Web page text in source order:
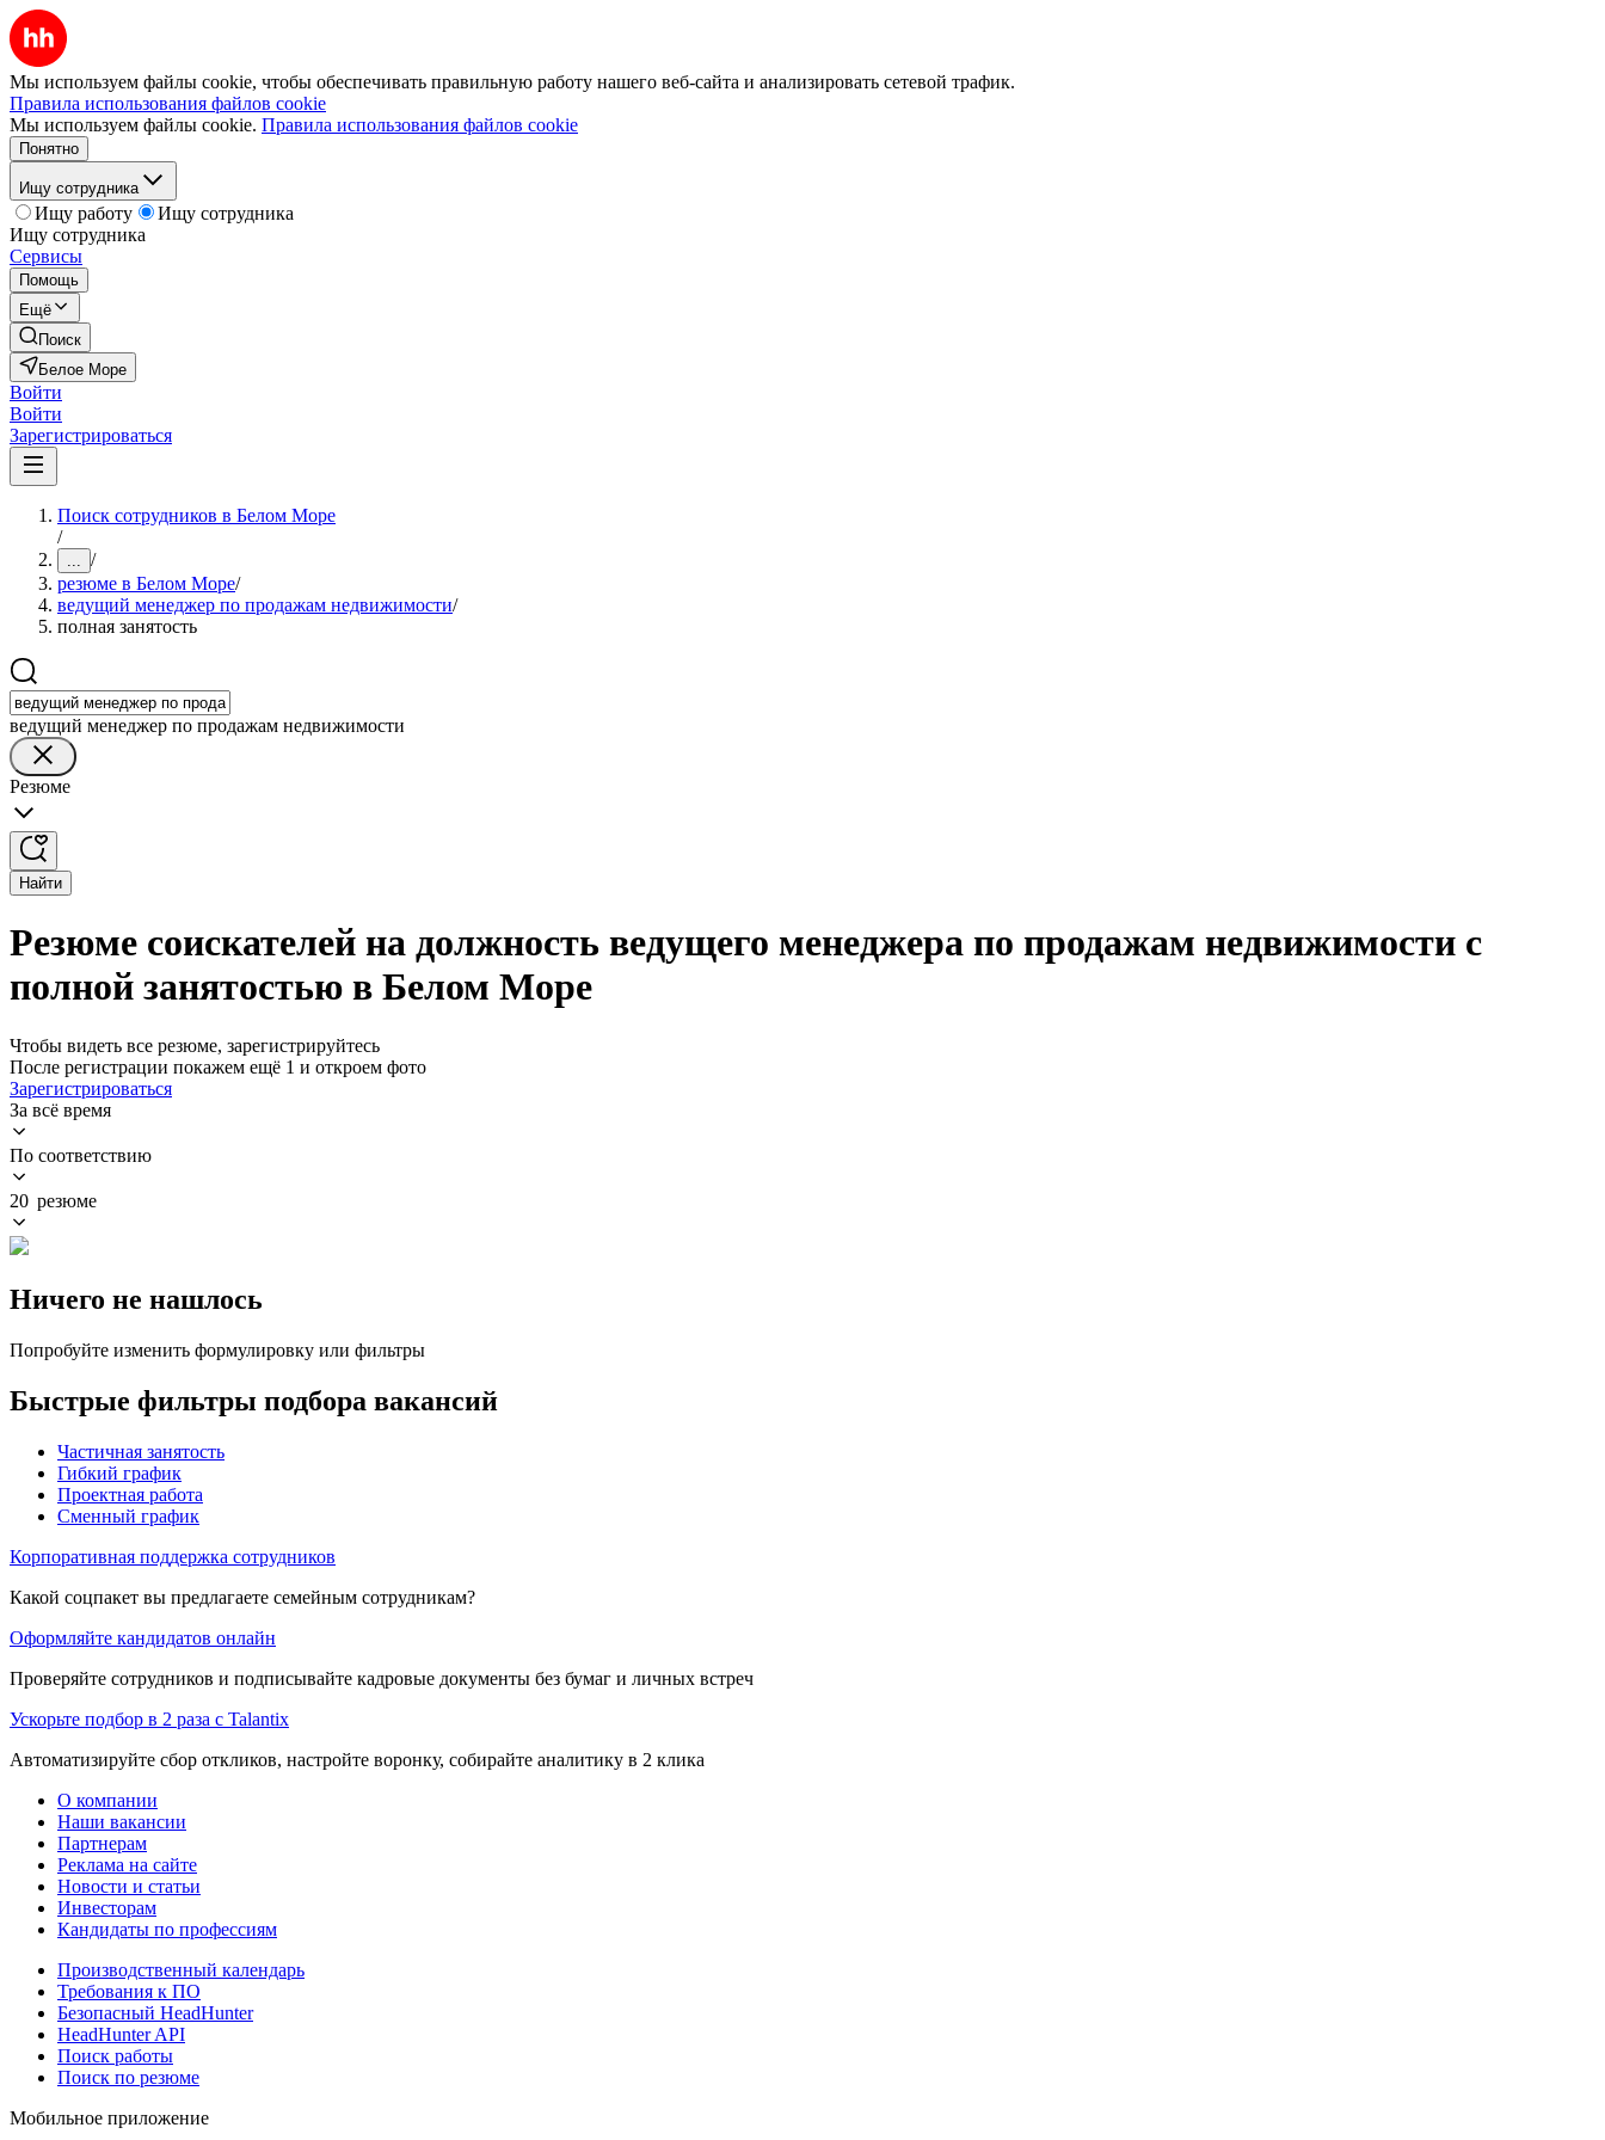
Мы используем файлы cookie, чтобы обеспечивать правильную работу нашего веб-сайта и анализировать сетевой трафик.
Правила использования файлов cookie
Мы используем файлы cookie. Правила использования файлов cookie
Понятно
Ищу сотрудника
Ищу работу
Ищу сотрудника
Ищу сотрудника
Сервисы
Помощь
Ещё
Поиск
Белое Море
Войти
Войти
Зарегистрироваться
Поиск сотрудников в Белом Море
/
... /
резюме в Белом Море/
ведущий менеджер по продажам недвижимости/
полная занятость
ведущий менеджер по продажам недвижимости
Резюме
Найти
Резюме соискателей на должность ведущего менеджера по продажам недвижимости с
полной занятостью в Белом Море
Чтобы видеть все резюме, зарегистрируйтесь
После регистрации покажем ещё 1 и откроем фото
Зарегистрироваться
За всё время
По соответствию
20 резюме
Ничего не нашлось
Попробуйте изменить формулировку или фильтры
Быстрые фильтры подбора вакансий
Частичная занятость
Гибкий график
Проектная работа
Сменный график
Корпоративная поддержка сотрудников
Какой соцпакет вы предлагаете семейным сотрудникам?
Оформляйте кандидатов онлайн
Проверяйте сотрудников и подписывайте кадровые документы без бумаг и личных встреч
Ускорьте подбор в 2 раза с Talantix
Автоматизируйте сбор откликов, настройте воронку, собирайте аналитику в 2 клика
О компании
Наши вакансии
Партнерам
Реклама на сайте
Новости и статьи
Инвесторам
Кандидаты по профессиям
Производственный календарь
Требования к ПО
Безопасный HeadHunter
HeadHunter API
Поиск работы
Поиск по резюме
Мобильное приложение